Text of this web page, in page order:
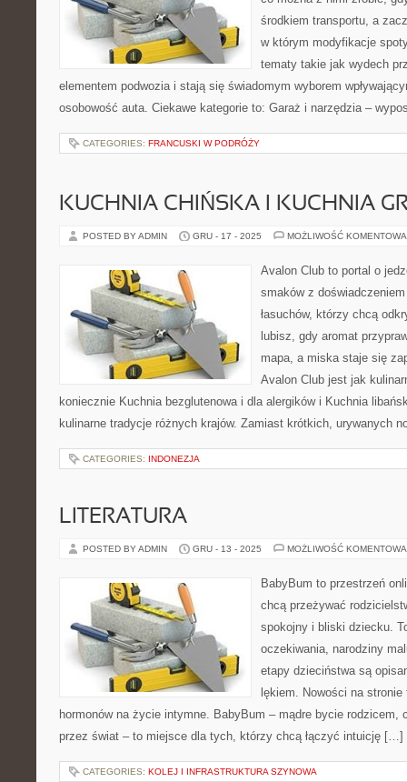
środkiem transportu, a
w którym modyfikacje
tematy takie jak wydech
elementem podwozia i stają się świadomym wyborem
osobowość auta. Ciekawe kategorie to: Garaż i narzędzia –
CATEGORIES: FRANCUSKI W PODRÓŻY
KUCHNIA CHIŃSKA I KUCHNIA
POSTED BY ADMIN GRU - 17 - 2025 MOŻLIWOŚĆ
Avalon Club to portal o
smaków z
łasuchów, którzy chcą
lubisz, gdy aromat
mapa, a miska staje się
Avalon Club jest jak
koniecznie Kuchnia bezglutenowa i dla alergików i Kuchnia
kulinarne tradycje różnych krajów. Zamiast krótkich, urywanych
CATEGORIES: INDONEZJA
LITERATURA
POSTED BY ADMIN GRU - 13 - 2025 MOŻLIWOŚĆ
BabyBum to przestrzeń
chcą przeżywać
spokojny i bliski dziecku.
oczekiwania, narodziny
etapy dzieciństwa są
lękiem. Nowości na
hormonów na życie intymne. BabyBum – mądre bycie rodzicem,
przez świat – to miejsce dla tych, którzy chcą łączyć intuicję […]
CATEGORIES: KOLEJ I INFRASTRUKTURA SZYNOWA